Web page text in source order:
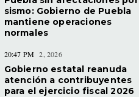
sismo: Gobierno de Puebla
mantiene operaciones
normales
20:47 PM 2, 2026
Gobierno estatal reanuda
atención a contribuyentes
para el ejercicio fiscal 2026